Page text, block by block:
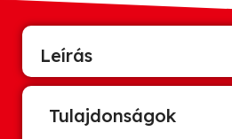
Leírás
Tulajdonságok